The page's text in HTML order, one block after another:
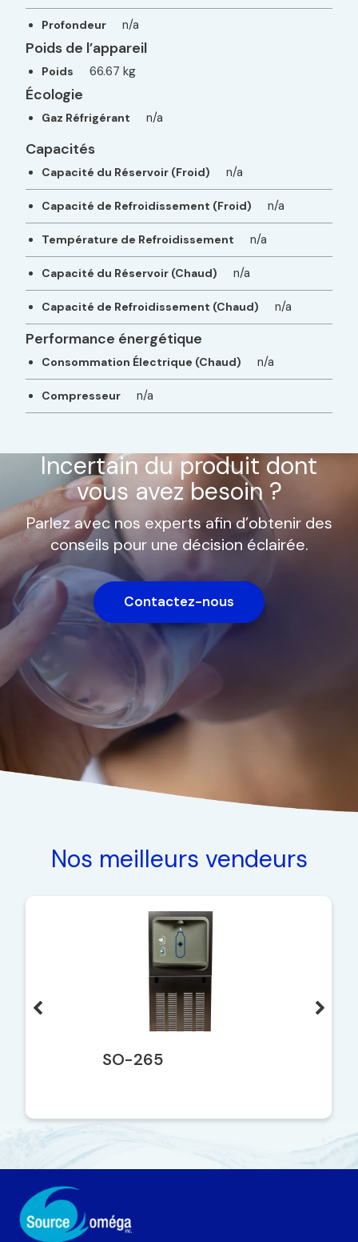
Profondeur n/a
Poids de l’appareil
Poids 66.67 kg
Écologie
Gaz Réfrigérant n/a
Capacités
Capacité du Réservoir (Froid) n/a
Capacité de Refroidissement (Froid) n/a
Température de Refroidissement n/a
Capacité du Réservoir (Chaud) n/a
Capacité de Refroidissement (Chaud) n/a
Performance énergétique
Consommation Électrique (Chaud) n/a
Compresseur n/a
Incertain du produit dont
vous avez besoin ?
Parlez avec nos experts afin d’obtenir des
conseils pour une décision éclairée.
Contactez-nous
Nos meilleurs vendeurs
SO-265